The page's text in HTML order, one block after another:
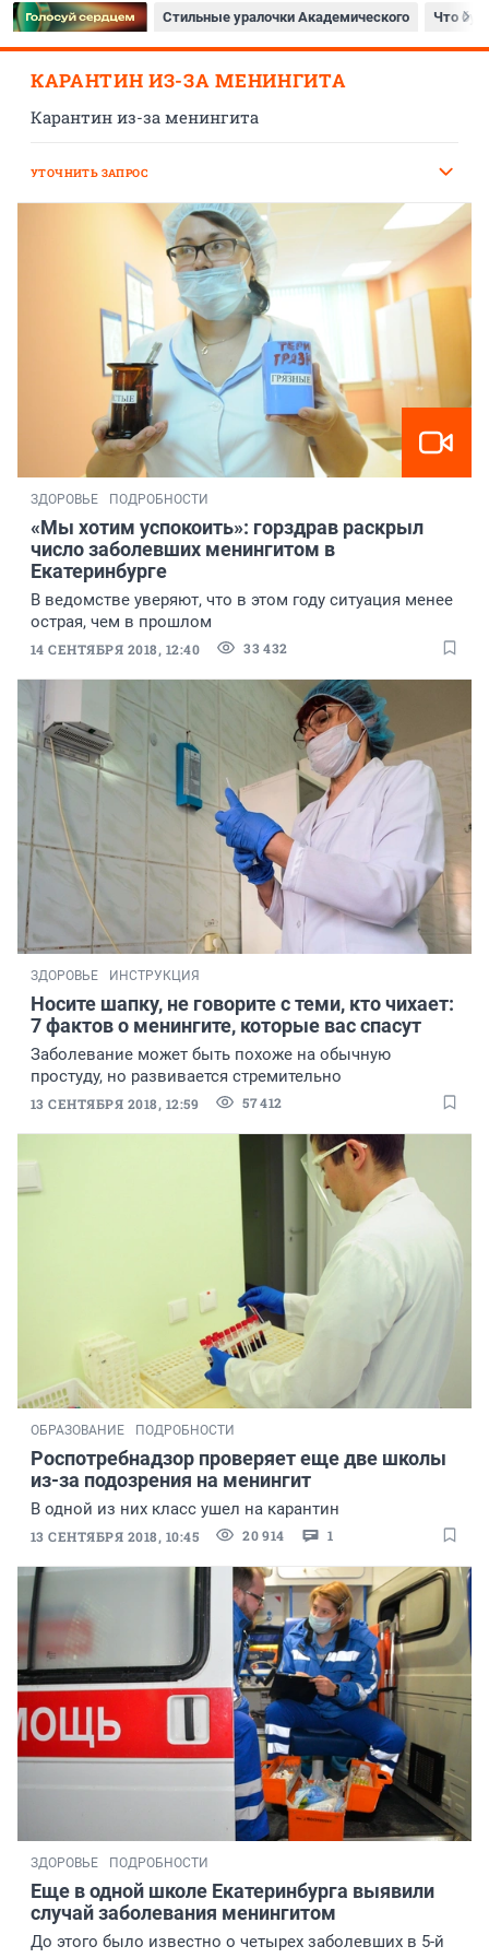
Стильные уралочки Академического Что
КАРАНТИН ИЗ-ЗА МЕНИНГИТА
Карантин из-за менингита
УТОЧНИТЬ ЗАПРОС
ЗДОРОВЬЕ ПОДРОБНОСТИ
«Мы хотим успокоить»: горздрав раскрыл
число заболевших менингитом в
Екатеринбурге
В ведомстве уверяют, что в этом году ситуация менее
острая, чем в прошлом
14 СЕНТЯБРЯ 2018, 12:40 33 432
ЗДОРОВЬЕ ИНСТРУКЦИЯ
Носите шапку, не говорите с теми, кто чихает:
7 фактов о менингите, которые вас спасут
Заболевание может быть похоже на обычную
простуду, но развивается стремительно
13 СЕНТЯБРЯ 2018, 12:59 57 412
ОБРАЗОВАНИЕ ПОДРОБНОСТИ
Роспотребнадзор проверяет еще две школы
из-за подозрения на менингит
В одной из них класс ушел на карантин
13 СЕНТЯБРЯ 2018, 10:45 20 914 1
ЗДОРОВЬЕ ПОДРОБНОСТИ
Еще в одной школе Екатеринбурга выявили
случай заболевания менингитом
До этого было известно о четырех заболевших в 5-й